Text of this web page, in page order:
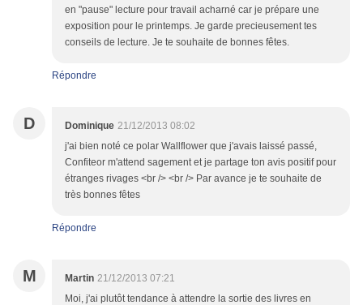
en "pause" lecture pour travail acharné car je prépare une
exposition pour le printemps. Je garde precieusement tes
conseils de lecture. Je te souhaite de bonnes fêtes.
Répondre
D Dominique 21/12/2013 08:02
j'ai bien noté ce polar Wallflower que j'avais laissé passé,
Confiteor m'attend sagement et je partage ton avis positif pour
étranges rivages <br /> <br /> Par avance je te souhaite de
très bonnes fêtes
Répondre
M Martin 21/12/2013 07:21
Moi, j'ai plutôt tendance à attendre la sortie des livres en